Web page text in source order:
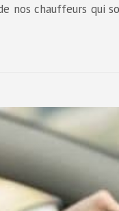
nos chauffeurs qui